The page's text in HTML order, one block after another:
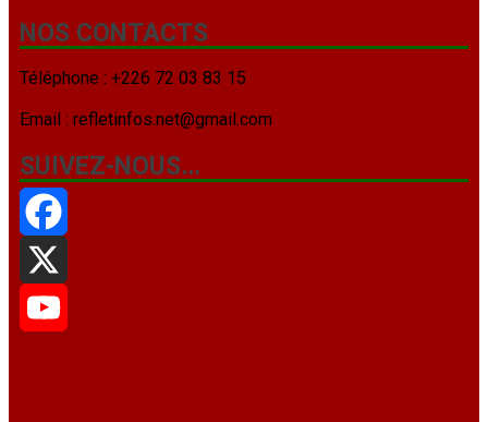
NOS CONTACTS
Téléphone : +226 72 03 83 15
Email : refletinfos.net@gmail.com
SUIVEZ-NOUS…
Facebook
X